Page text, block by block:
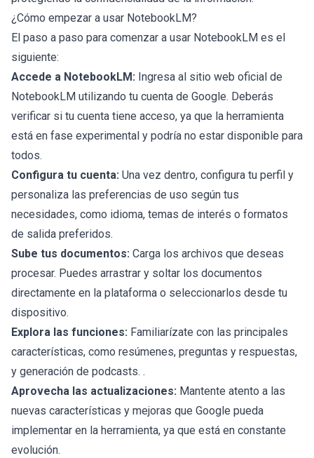
¿Cómo empezar a usar NotebookLM?
El paso a paso para comenzar a usar NotebookLM es el
siguiente:
Accede a NotebookLM: Ingresa al sitio web oficial de
NotebookLM utilizando tu cuenta de Google. Deberás
verificar si tu cuenta tiene acceso, ya que la herramienta
está en fase experimental y podría no estar disponible para
todos.
Configura tu cuenta: Una vez dentro, configura tu perfil y
personaliza las preferencias de uso según tus
necesidades, como idioma, temas de interés o formatos
de salida preferidos.
Sube tus documentos: Carga los archivos que deseas
procesar. Puedes arrastrar y soltar los documentos
directamente en la plataforma o seleccionarlos desde tu
dispositivo.
Explora las funciones: Familiarízate con las principales
características, como resúmenes, preguntas y respuestas,
y generación de podcasts. .
Aprovecha las actualizaciones: Mantente atento a las
nuevas características y mejoras que Google pueda
implementar en la herramienta, ya que está en constante
evolución.